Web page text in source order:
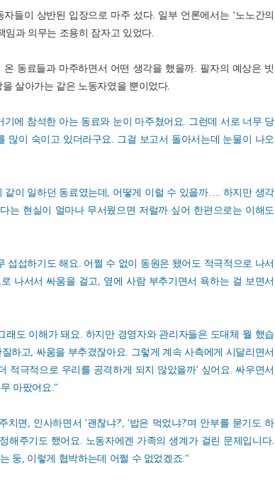
들이 상반된 입장으로 마주 섰다. 일부 언론에서는 ‘노노간의
임과 의무는 조용히 잠자고 있었다.
동료들과 마주하면서 어떤 생각을 했을까. 필자의 예상은 빗
살아가는 같은 노동자였을 뿐이었다.
기에 참석한 아는 동료와 눈이 마주쳤어요. 그런데 서로 너무 당
많이 숙이고 있더라구요. 그걸 보고서 돌아서는데 눈물이 나오
같이 일하던 동료였는데, 어떻게 이럴 수 있을까…. 하지만 생각
는 현실이 얼마나 무서웠으면 저럴까 싶어 한편으로는 이해도
섭섭하기도 해요. 어쩔 수 없이 동원은 됐어도 적극적으로 나서
나서서 싸움을 걸고, 옆에 사람 부추기면서 욕하는 걸 보면서
도 이해가 돼요. 하지만 경영자와 관리자들은 도대체 뭘 했습
하고, 싸움을 부추겼잖아요. 그렇게 계속 사측에게 시달리면서
적극적으로 우리를 공격하게 되지 않았을까' 싶어요. 싸우면서
아팠어요."
치면, 인사하면서 '괜찮냐?', '밥은 먹었냐?'며 안부를 묻기도 하
해주기도 했어요. 노동자에겐 가족의 생계가 걸린 문제입니다.
둥, 이렇게 협박하는데 어쩔 수 없었겠죠."